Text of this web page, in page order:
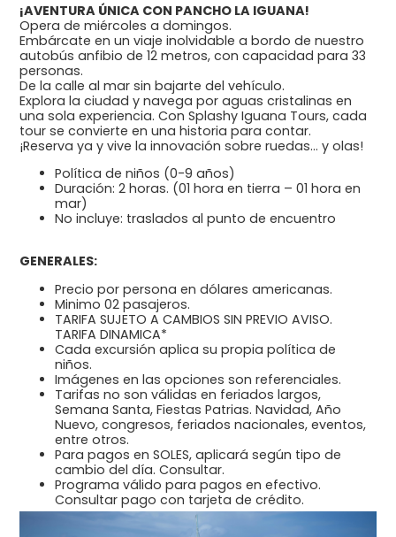
¡AVENTURA ÚNICA CON PANCHO LA IGUANA!
Opera de miércoles a domingos.
Embárcate en un viaje inolvidable a bordo de nuestro
autobús anfibio de 12 metros, con capacidad para 33
personas.
De la calle al mar sin bajarte del vehículo.
Explora la ciudad y navega por aguas cristalinas en
una sola experiencia. Con Splashy Iguana Tours, cada
tour se convierte en una historia para contar.
¡Reserva ya y vive la innovación sobre ruedas… y olas!
Política de niños (0-9 años)
Duración: 2 horas. (01 hora en tierra – 01 hora en
mar)
No incluye: traslados al punto de encuentro
GENERALES:
Precio por persona en dólares americanas.
Minimo 02 pasajeros.
TARIFA SUJETO A CAMBIOS SIN PREVIO AVISO.
TARIFA DINAMICA*
Cada excursión aplica su propia política de
niños.
Imágenes en las opciones son referenciales.
Tarifas no son válidas en feriados largos,
Semana Santa, Fiestas Patrias. Navidad, Año
Nuevo, congresos, feriados nacionales, eventos,
entre otros.
Para pagos en SOLES, aplicará según tipo de
cambio del día. Consultar.
Programa válido para pagos en efectivo.
Consultar pago con tarjeta de crédito.